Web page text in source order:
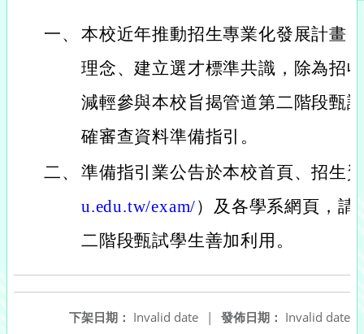
一、 本校近年推動招生專業化發展計畫
理念、建立選才標準共識，除為招
減輕參與本校旨揭管道第二階段甄
確審查資料準備指引。
二、 準備指引業公告於本校首頁、招生
u.edu.tw/exam/）及各學系網頁，請
二階段甄試學生善加利用。
發佈日期： Invalid date
下架日期： Invalid date
|